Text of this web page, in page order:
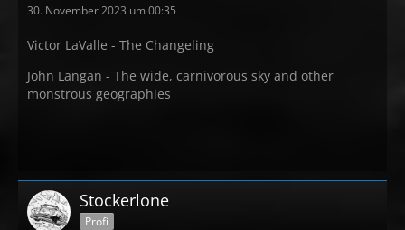
30. November 2023 um 00:35
Victor LaValle - The Changeling
John Langan - The wide, carnivorous sky and other
monstrous geographies
Stockerlone
Profi